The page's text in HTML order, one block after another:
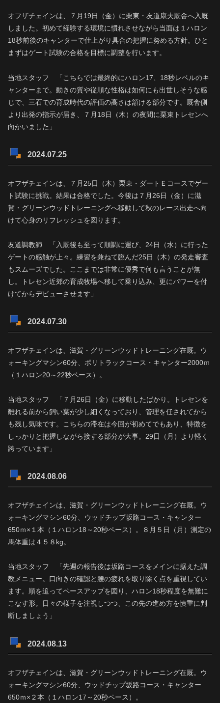
オフザチェインは、７月19日（金）に栗東・友道康夫厩舎へ入厩
しました。初めて経験する環境に慣れさせながら当面は１ハロン
18秒前後のキャンターで仕上がり具合の把握に努める方針。ひと
まずはゲート試験の合格を目標に調整を行います。
当地スタッフ 「こちらでは最終的にハロン17、18秒レベルのキ
ャンターまで。動きの質や従順な性格は如何にも出世しそうな感
じで、三石での育成時代の評価の高さは頷ける部分です。厩舎側
より出発の指示が届き、７月18日（木）の夜間に栗東トレセンへ
向かいました」
2024.07.25
オフザチェインは、７月25日（木）栗東・ダートＥコースでゲー
ト試験に挑戦。結果は合格でした。今後は７月26日（金）に滋
賀・グリーンウッドトレーニングへ移動して秋のレース出走へ向
けて心身のリフレッシュを図ります。
友道調教師 「入厩後も至って順調に運び、24日（水）に行った
ゲートの感触が上々。練習を兼ねて臨んだ25日（木）の発走審査
もスムーズでした。ここまでは非常に優秀で何も言うことが無
し。トレセン近郊の育成牧場へ移して乗り込み、更にパワーを付
けてからデビューさせます」
2024.07.30
オフザチェインは、滋賀・グリーンウッドトレーニング在厩。ウ
ォーキングマシン60分、ポリトラックコース・キャンター2000ｍ
（１ハロン20～22秒ペース）。
当地スタッフ 「７月26日（金）に移動したばかり。トレセンを
離れる前から飼い葉が少し細くなっており、管理を任されてから
も残し気味です。こちらの滞在は今回が初めてでもあり、特徴を
しっかりと把握しながら接する部分が大事。29日（月）より軽く
跨っています」
2024.08.06
オフザチェインは、滋賀・グリーンウッドトレーニング在厩。ウ
ォーキングマシン60分、ウッドチップ坂路コース・キャンター
650ｍ×１本（１ハロン18～20秒ペース）。８月５日（月）測定の
馬体重は４５８kg。
当地スタッフ 「先週の報告後は坂路コースをメインに据えた調
教メニュー。口向きの確認と腰の疲れを取り除く点を重視してい
ます。順を追ってペースアップを図り、ハロン18秒程度を無難に
こなす形。日々の様子を注視しつつ、この先の進め方を慎重に判
断しましょう」
2024.08.13
オフザチェインは、滋賀・グリーンウッドトレーニング在厩。ウ
ォーキングマシン60分、ウッドチップ坂路コース・キャンター
650ｍ×２本（１ハロン17～20秒ペース）。